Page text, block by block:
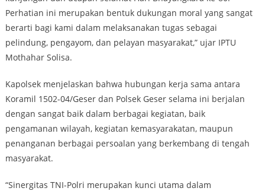
Perhatian ini merupakan bentuk dukungan moral yang sangat
berarti bagi kami dalam melaksanakan tugas sebagai
pelindung, pengayom, dan pelayan masyarakat,” ujar IPTU
Mothahar Solisa.
Kapolsek menjelaskan bahwa hubungan kerja sama antara
Koramil 1502-04/Geser dan Polsek Geser selama ini berjalan
dengan sangat baik dalam berbagai kegiatan, baik
pengamanan wilayah, kegiatan kemasyarakatan, maupun
penanganan berbagai persoalan yang berkembang di tengah
masyarakat.
“Sinergitas TNI-Polri merupakan kunci utama dalam